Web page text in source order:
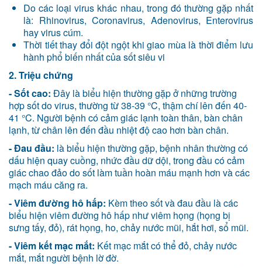
Do các loại virus khác nhau, trong đó thường gặp nhất
là: Rhinovirus, Coronavirus, Adenovirus, Enterovirus
hay virus cúm.
Thời tiết thay đổi đột ngột khi giao mùa là thời điểm lưu
hành phổ biến nhất của sốt siêu vi
2. Triệu chứng
- Sốt cao: Đây là biểu hiện thường gặp ở những trường
hợp sốt do virus, thường từ 38-39 °C, thậm chí lên đến 40-
41 °C. Người bệnh có cảm giác lạnh toàn thân, bàn chân
lạnh, từ chân lên đến đầu nhiệt độ cao hơn bàn chân.
- Đau đầu: là biểu hiện thường gặp, bệnh nhân thường có
dấu hiện quay cuồng, nhức đầu dữ dội, trong đầu có cảm
giác chao đảo do sốt làm tuần hoàn máu mạnh hơn và các
mạch máu căng ra.
- Viêm đường hô hấp: Kèm theo sốt và đau đầu là các
biểu hiện viêm đường hô hấp như viêm họng (họng bị
sưng tấy, đỏ), rát họng, ho, chảy nước mũi, hắt hơi, sổ mũi.
- Viêm kết mạc mắt: Kết mạc mắt có thể đỏ, chảy nước
mắt, mắt người bệnh lờ đờ.